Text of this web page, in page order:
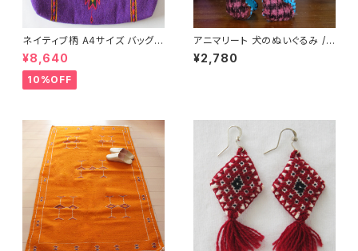
ネイティブ柄 A4サイズ バッグ /
279d/ MEXICO
¥8,640
10%OFF
アニマリート 犬のぬいぐるみ /2
39c/ MEXICO メキシコ
¥2,780